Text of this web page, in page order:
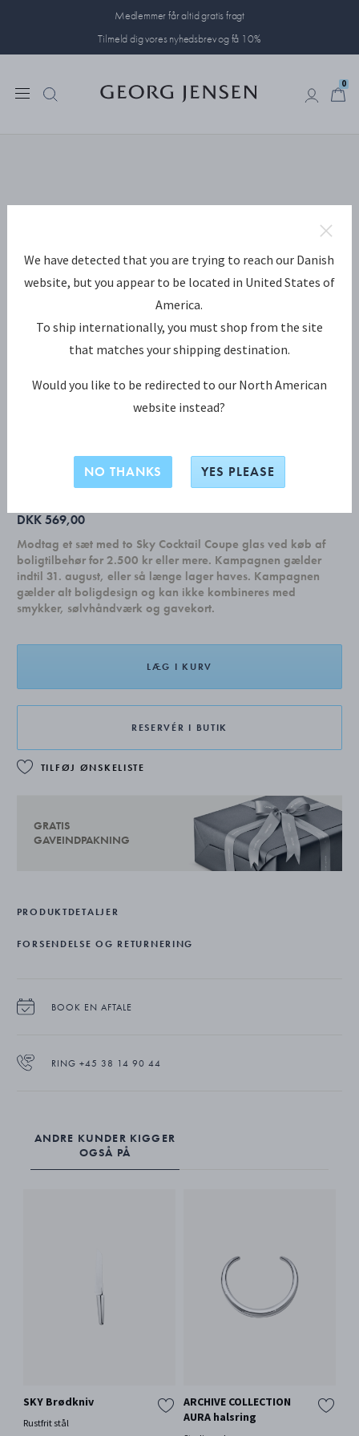
Medlemmer får altid gratis fragt
Tilmeld dig vores nyhedsbrev og få 10%
0
COPENHAGEN KOLLEKTION
DKK 569,00
Modtag et sæt med to Sky Cocktail Coupe glas ved køb af
boligtilbehør for 2.500 kr eller mere. Kampagnen gælder
indtil 31. august, eller så længe lager haves. Kampagnen
gælder alt boligdesign og kan ikke kombineres med
smykker, sølvhåndværk og gavekort.
LÆG I KURV
RESERVÉR I BUTIK
TILFØJ ØNSKELISTE
GRATIS
GAVEINDPAKNING
PRODUKTDETALJER
FORSENDELSE OG RETURNERING
BOOK EN AFTALE
RING +45 38 14 90 44
ANDRE KUNDER KIGGER
OGSÅ PÅ
SKY Brødkniv
Rustfrit stål
ARCHIVE COLLECTION
AURA halsring
We have detected that you are trying to reach our Danish
website, but you appear to be located in United States of
America.
To ship internationally, you must shop from the site
that matches your shipping destination.
Would you like to be redirected to our North American
website instead?
NO THANKS YES PLEASE